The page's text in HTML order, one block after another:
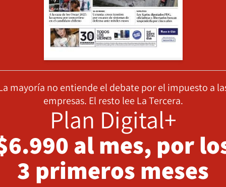
mayoría no entiende el debate por el impuesto a
empresas. El resto lee La Tercera.
Plan Digital+
al mes, por
3 primeros meses